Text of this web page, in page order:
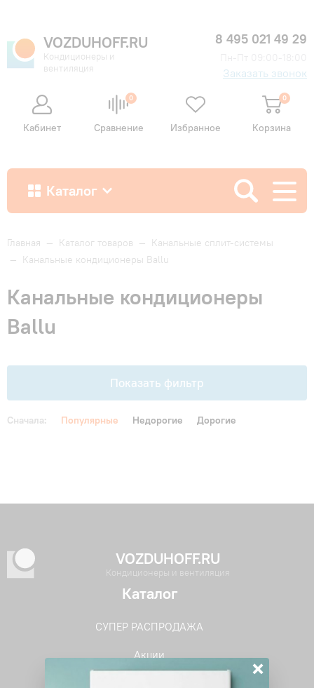
VOZDUHOFF.RU
Кондиционеры и
вентиляция
8 495 021 49 29
Заказать звонок
Кабинет
0
Сравнение Избранное
0
Корзина
Каталог
Как купить
Гарантия и сервис
Монтаж
Контакты
Главная — Каталог товаров — Канальные сплит-системы
— Канальные кондиционеры Ballu
Канальные кондиционеры
Ballu
Показать фильтр
Сначала: Популярные Недорогие Дорогие
VOZDUHOFF.RU
Кондиционеры и вентиляция
Каталог
СУПЕР РАСПРОДАЖА
Акции ×